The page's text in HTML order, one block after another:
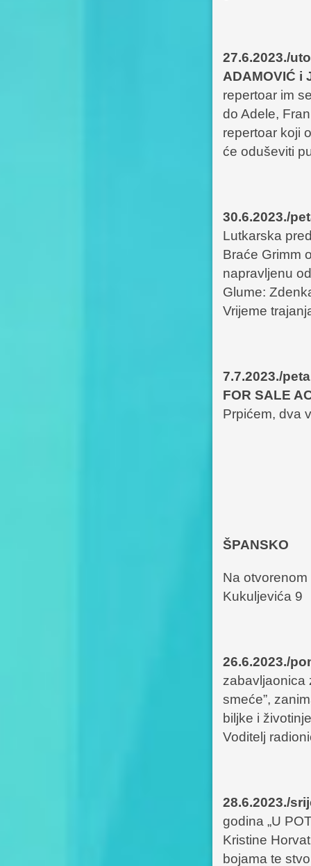
27.6.2023./
ADAMOVIĆ i
repertoar im
do Adele,
repertoar koji
će oduševiti
30.6.2023./
Lutkarska
Braće Grimm
napravljenu
Glume:
Vrijeme
7.7.2023./
FOR SALE
Prpićem, dva
ŠPANSKO
Na
Kukuljevića 9
26.6.2023./
zabavljaonica
smeće”,
biljke i
Voditelj
28.6.2023./
godina „U
Kristine
bojama te